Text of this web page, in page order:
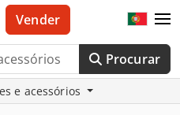
Procurar
Vender
e acessórios